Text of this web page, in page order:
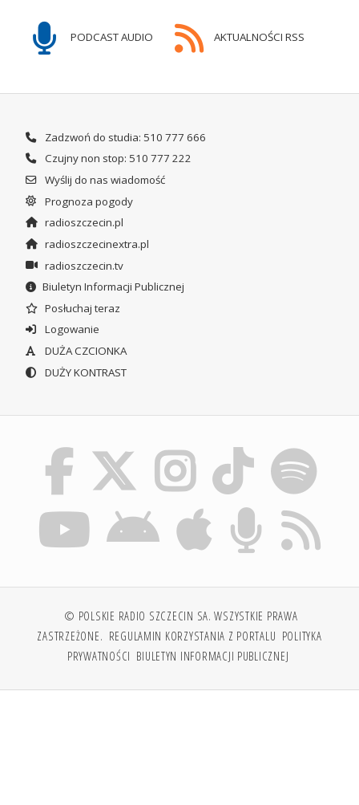
PODCAST AUDIO AKTUALNOŚCI RSS
Zadzwoń do studia: 510 777 666
Czujny non stop: 510 777 222
Wyślij do nas wiadomość
Prognoza pogody
radioszczecin.pl
radioszczecinextra.pl
radioszczecin.tv
Biuletyn Informacji Publicznej
Posłuchaj teraz
Logowanie
DUŻA CZCIONKA
DUŻY KONTRAST
© POLSKIE RADIO SZCZECIN SA. WSZYSTKIE PRAWA
ZASTRZEŻONE. REGULAMIN KORZYSTANIA Z PORTALU POLITYKA
PRYWATNOŚCI BIULETYN INFORMACJI PUBLICZNEJ